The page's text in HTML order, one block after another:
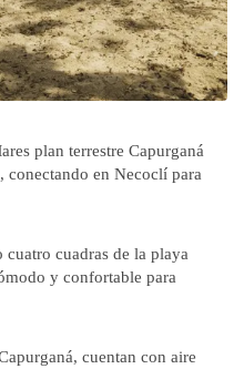
plan terrestre Capurganá
conectando en Necoclí para
cuadras de la playa
y confortable para
cuentan con aire